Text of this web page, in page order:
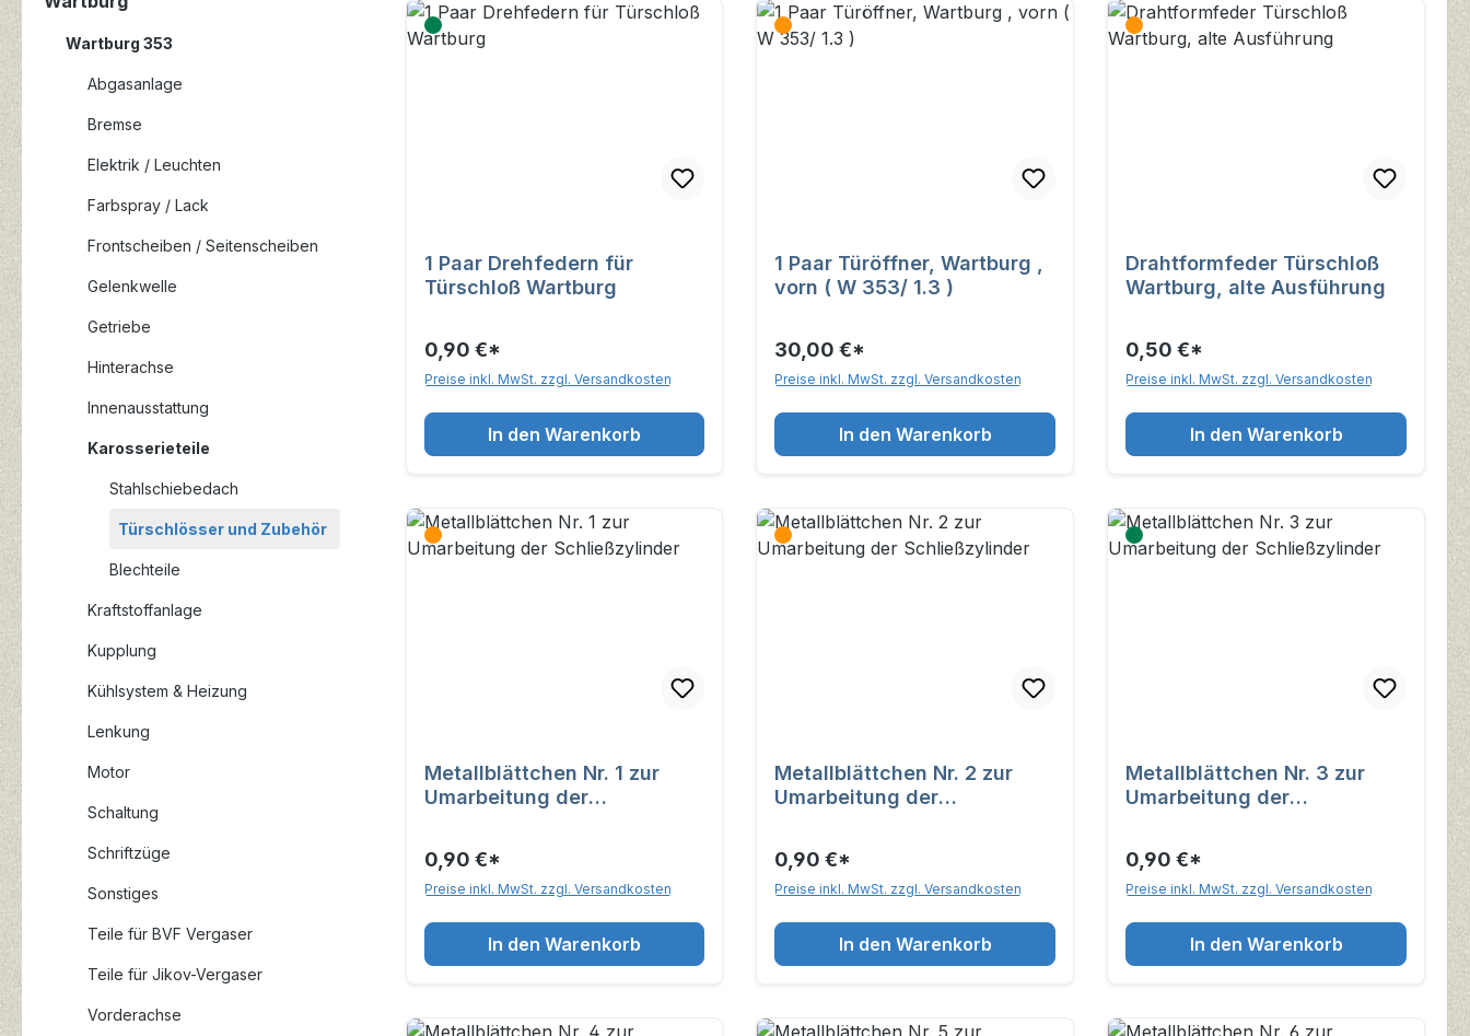
Wartburg 353
Abgasanlage
Bremse
Elektrik / Leuchten
Farbspray / Lack
Frontscheiben / Seitenscheiben
Gelenkwelle
Getriebe
Hinterachse
Innenausstattung
Karosserieteile
Stahlschiebedach
Türschlösser und Zubehör
Blechteile
Kraftstoffanlage
Kupplung
Kühlsystem & Heizung
Lenkung
Motor
Schaltung
Schriftzüge
Sonstiges
Teile für BVF Vergaser
Teile für Jikov-Vergaser
Vorderachse
1 Paar Drehfedern für
Türschloß Wartburg
0,90 €*
Preise inkl. MwSt. zzgl. Versandkosten
In den Warenkorb
1 Paar Türöffner, Wartburg ,
vorn ( W 353/ 1.3 )
30,00 €*
Preise inkl. MwSt. zzgl. Versandkosten
In den Warenkorb
Drahtformfeder Türschloß
Wartburg, alte Ausführung
0,50 €*
Preise inkl. MwSt. zzgl. Versandkosten
In den Warenkorb
Metallblättchen Nr. 1 zur
Umarbeitung der
0,90 €*
Preise inkl. MwSt. zzgl. Versandkosten
In den Warenkorb
Metallblättchen Nr. 2 zur
Umarbeitung der
0,90 €*
Preise inkl. MwSt. zzgl. Versandkosten
In den Warenkorb
Metallblättchen Nr. 3 zur
Umarbeitung der
0,90 €*
Preise inkl. MwSt. zzgl. Versandkosten
In den Warenkorb